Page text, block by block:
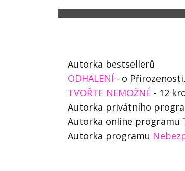
Autorka bestsellerů
ODHALENÍ - o
TVOŘTE NEMOŽNÉ - 12
Autorka privátního
Autorka online programu
Autorka programu